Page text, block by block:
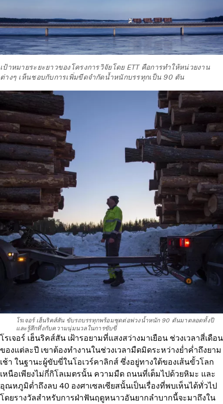
เป้าหมายระยะยาวของโครงการวิจัยโดย ETT คือการทำให้หน่วยงาน
ต่างๆ เห็นชอบกับการเพิ่มขีดจำกัดน้ำหนักบรรทุกเป็น 90 ตัน
โรเจอร์ เฮ็นริคส์สัน ขับรถบรรทุกพร้อมชุดต่อพ่วงน้ำหนัก 90 ตันมาตลอดทั้งปี
และรู้สึกทึ่งกับความนุ่มนวลในการขับขี่
โรเจอร์ เฮ็นริคส์สัน เฝ้ารอยามที่แสงสว่างมาเยือน ช่วงเวลาสี่เดือน
ของแต่ละปี เขาต้องทำงานในช่วงเวลามืดมิดระหว่างย่ำค่ำถึงยาม
เช้า ในฐานะผู้ขับขี่ในโอเวร์คาลิกส์ ซึ่งอยู่ทางใต้ของเส้นขั้วโลก
เหนือเพียงไม่กี่กิโลเมตรนั้น ความมืด ถนนที่เต็มไปด้วยหิมะ และ
อุณหภูมิต่ำถึงลบ 40 องศาเซลเซียสนั้นเป็นเรื่องที่พบเห็นได้ทั่วไป
โดยรางวัลสำหรับการฝ่าฟันฤดูหนาวอันยากลำบากนี้จะมาถึงใน